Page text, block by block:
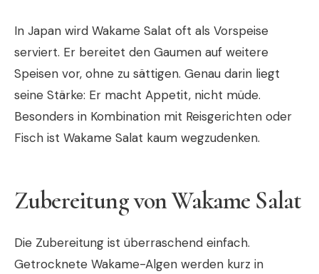
In Japan wird Wakame Salat oft als Vorspeise
serviert. Er bereitet den Gaumen auf weitere
Speisen vor, ohne zu sättigen. Genau darin liegt
seine Stärke: Er macht Appetit, nicht müde.
Besonders in Kombination mit Reisgerichten oder
Fisch ist Wakame Salat kaum wegzudenken.
Zubereitung von Wakame Salat
Die Zubereitung ist überraschend einfach.
Getrocknete Wakame-Algen werden kurz in